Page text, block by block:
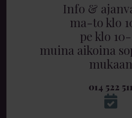
Info &
ma-to klo
pe klo
muina aikoina
mukaan
014 522 511